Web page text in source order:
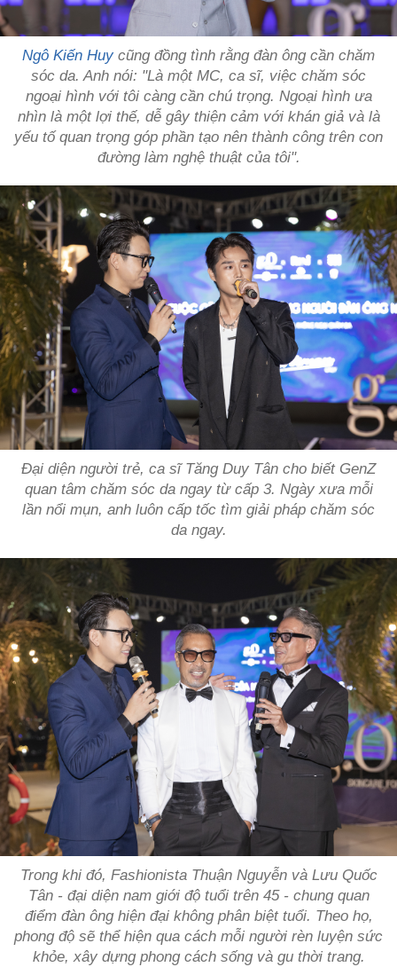
Ngô Kiến Huy cũng đồng tình rằng đàn ông cần chăm
sóc da. Anh nói: "Là một MC, ca sĩ, việc chăm sóc
ngoại hình với tôi càng cần chú trọng. Ngoại hình ưa
nhìn là một lợi thế, dễ gây thiện cảm với khán giả và là
yếu tố quan trọng góp phần tạo nên thành công trên con
đường làm nghệ thuật của tôi".
Đại diện người trẻ, ca sĩ Tăng Duy Tân cho biết GenZ
quan tâm chăm sóc da ngay từ cấp 3. Ngày xưa mỗi
lần nổi mụn, anh luôn cấp tốc tìm giải pháp chăm sóc
da ngay.
Trong khi đó, Fashionista Thuận Nguyễn và Lưu Quốc
Tân - đại diện nam giới độ tuổi trên 45 - chung quan
điểm đàn ông hiện đại không phân biệt tuổi. Theo họ,
phong độ sẽ thể hiện qua cách mỗi người rèn luyện sức
khỏe, xây dựng phong cách sống và gu thời trang.